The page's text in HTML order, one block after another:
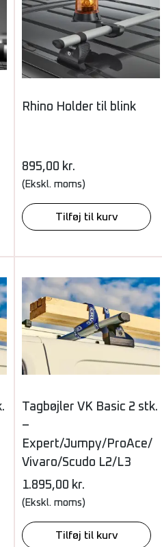
Rhino Holder til blink
895,00 kr.
(Ekskl. moms)
Tilføj til kurv
Tagbøjler VK Basic 2 stk.
–
Expert/Jumpy/ProAce/
Vivaro/Scudo L2/L3
1.895,00 kr.
(Ekskl. moms)
Tilføj til kurv